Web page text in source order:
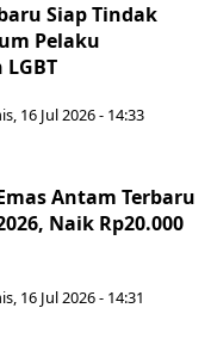
Siap Tindak
Pelaku
16 Jul 2026 - 14:33
Antam Terbaru
Naik Rp20.000
16 Jul 2026 - 14:31